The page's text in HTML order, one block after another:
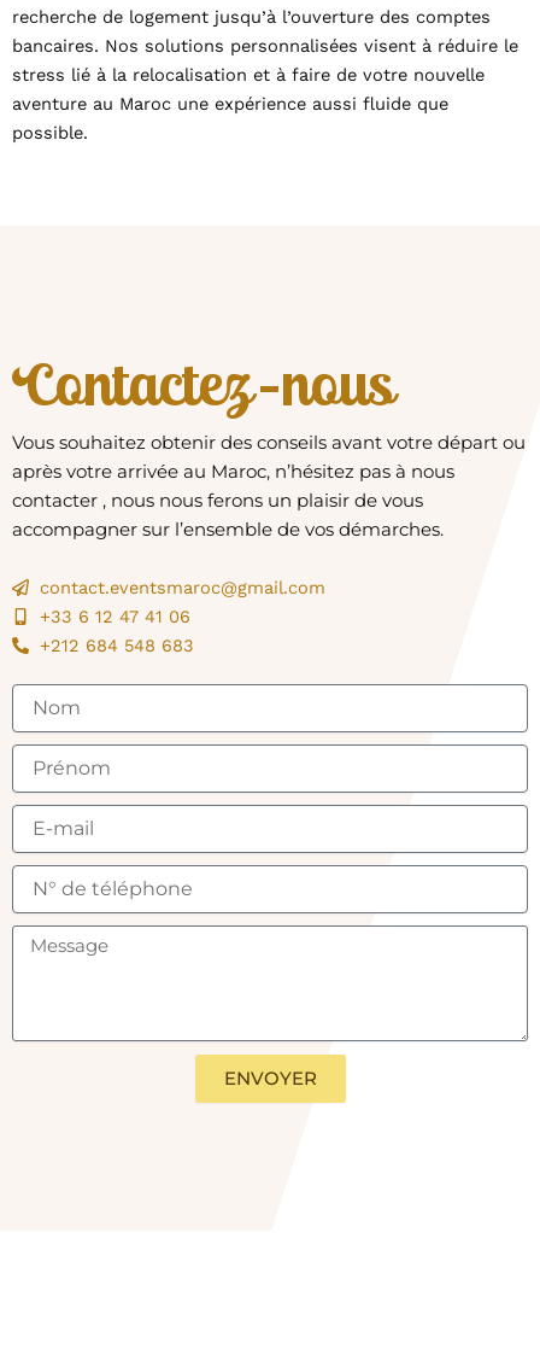
recherche de logement jusqu’à l’ouverture des comptes
bancaires. Nos solutions personnalisées visent à réduire le
stress lié à la relocalisation et à faire de votre nouvelle
aventure au Maroc une expérience aussi fluide que
possible.
Contactez-nous
Vous souhaitez obtenir des conseils avant votre départ ou
après votre arrivée au Maroc, n’hésitez pas à nous
contacter , nous nous ferons un plaisir de vous
accompagner sur l’ensemble de vos démarches.
contact.eventsmaroc@gmail.com
+33 6 12 47 41 06
+212 684 548 683
ENVOYER